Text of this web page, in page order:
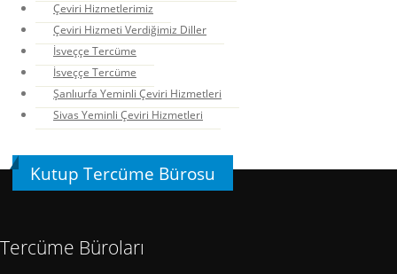
Çeviri Hizmetlerimiz
Çeviri Hizmeti Verdiğimiz Diller
İsveççe Tercüme
İsveççe Tercüme
Şanlıurfa Yeminli Çeviri Hizmetleri
Sivas Yeminli Çeviri Hizmetleri
Kutup Tercüme Bürosu
Tercüme Büroları